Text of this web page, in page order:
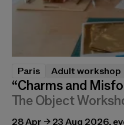
Paris Adult workshop
“Charms and
The Object
28 Apr → 23 Aug 2026,